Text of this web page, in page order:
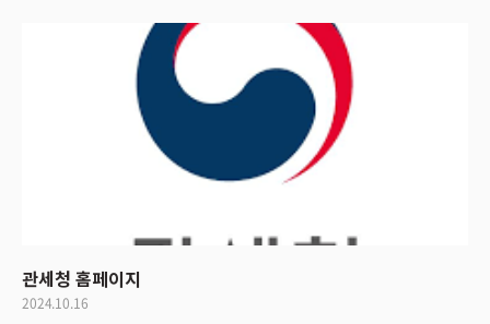
관세청 홈페이지
2024.10.16